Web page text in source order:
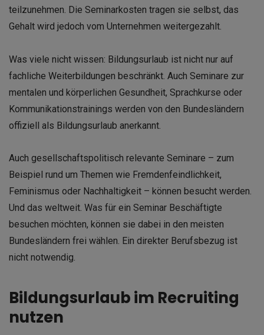
teilzunehmen. Die Seminarkosten tragen sie selbst, das
Gehalt wird jedoch vom Unternehmen weitergezahlt.
Was viele nicht wissen: Bildungsurlaub ist nicht nur auf
fachliche Weiterbildungen beschränkt. Auch Seminare zur
mentalen und körperlichen Gesundheit, Sprachkurse oder
Kommunikationstrainings werden von den Bundesländern
offiziell als Bildungsurlaub anerkannt.
Auch gesellschaftspolitisch relevante Seminare – zum
Beispiel rund um Themen wie Fremdenfeindlichkeit,
Feminismus oder Nachhaltigkeit – können besucht werden.
Und das weltweit. Was für ein Seminar Beschäftigte
besuchen möchten, können sie dabei in den meisten
Bundesländern frei wählen. Ein direkter Berufsbezug ist
nicht notwendig.
Bildungsurlaub im Recruiting
nutzen